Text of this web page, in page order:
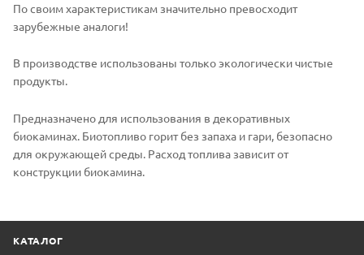
По своим характеристикам значительно превосходит
зарубежные аналоги!
В производстве использованы только экологически чистые
продукты.
Предназначено для использования в декоративных
биокаминах. Биотопливо горит без запаха и гари, безопасно
для окружающей среды. Расход топлива зависит от
конструкции биокамина.
КАТАЛОГ